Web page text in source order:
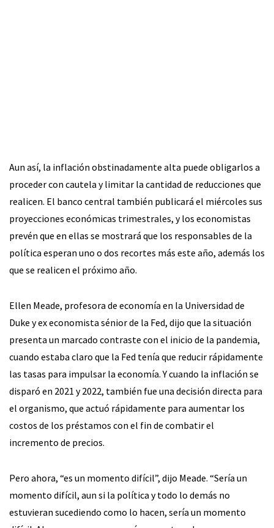
Aun así, la inflación obstinadamente alta puede obligarlos a
proceder con cautela y limitar la cantidad de reducciones que
realicen. El banco central también publicará el miércoles sus
proyecciones económicas trimestrales, y los economistas
prevén que en ellas se mostrará que los responsables de la
política esperan uno o dos recortes más este año, además los
que se realicen el próximo año.
Ellen Meade, profesora de economía en la Universidad de
Duke y ex economista sénior de la Fed, dijo que la situación
presenta un marcado contraste con el inicio de la pandemia,
cuando estaba claro que la Fed tenía que reducir rápidamente
las tasas para impulsar la economía. Y cuando la inflación se
disparó en 2021 y 2022, también fue una decisión directa para
el organismo, que actuó rápidamente para aumentar los
costos de los préstamos con el fin de combatir el
incremento de precios.
Pero ahora, “es un momento difícil”, dijo Meade. “Sería un
momento difícil, aun si la política y todo lo demás no
estuvieran sucediendo como lo hacen, sería un momento